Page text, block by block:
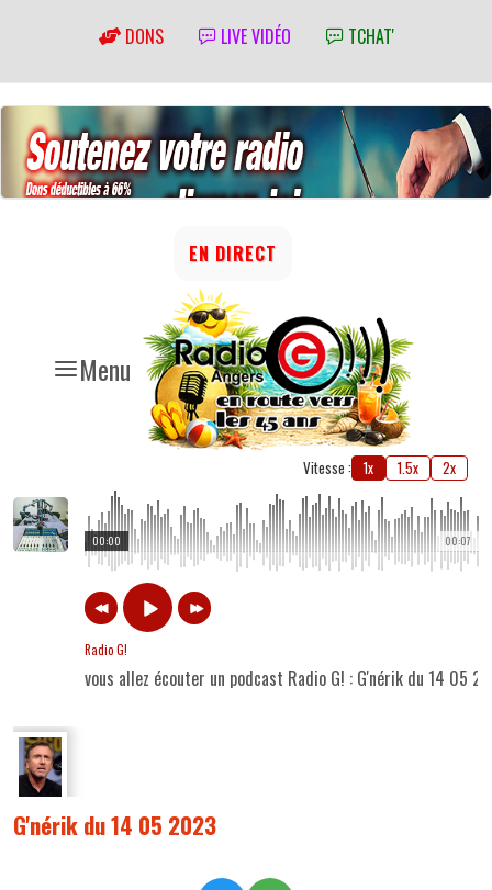
DONS LIVE VIDÉO TCHAT'
Menu
EN DIRECT
Vitesse : 1x 1.5x 2x
00:07
00:00
Radio G!
vous allez écouter un podcast Radio G! : G'nérik du 14 05
G'nérik du 14 05 2023